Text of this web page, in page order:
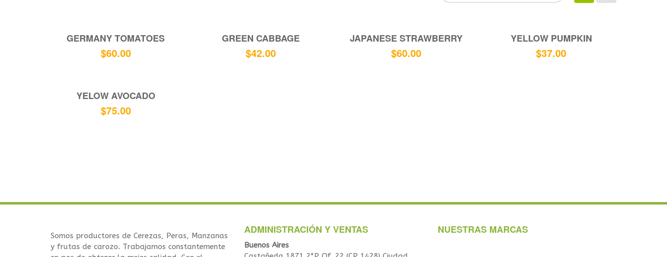
GERMANY TOMATOES
$60.00
GREEN CABBAGE
$42.00
JAPANESE STRAWBERRY
$60.00
YELLOW PUMPKIN
$37.00
YELOW AVOCADO
$75.00
Somos productores de Cerezas, Peras, Manzanas
y frutas de carozo. Trabajamos constantemente
ADMINISTRACIÓN Y VENTAS
Buenos Aires
NUESTRAS MARCAS